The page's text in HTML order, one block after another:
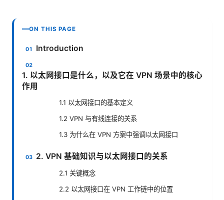
ON THIS PAGE
Introduction
1. 以太网接口是什么，以及它在 VPN 场景中的核心
作用
1.1 以太网接口的基本定义
1.2 VPN 与有线连接的关系
1.3 为什么在 VPN 方案中强调以太网接口
2. VPN 基础知识与以太网接口的关系
2.1 关键概念
2.2 以太网接口在 VPN 工作链中的位置